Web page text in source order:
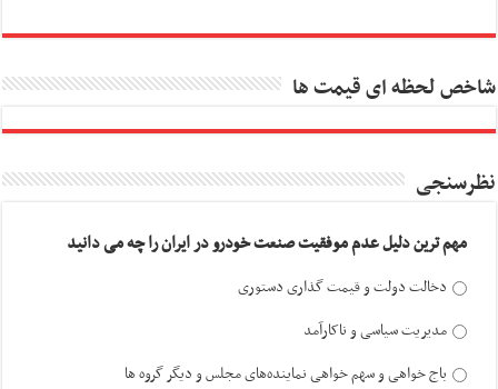
شاخص لحظه ای قیمت ها
نظرسنجی
مهم ترین دلیل عدم موفقیت صنعت خودرو در ایران را چه می دانید
دخالت دولت و قیمت گذاری دستوری
مدیریت سیاسی و ناکارآمد
باج خواهی و سهم خواهی نماینده‌های مجلس و دیگر گروه ها